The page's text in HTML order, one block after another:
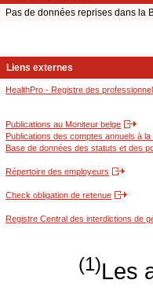
Pas de données reprises dans la
Liens externes
HealthPro - Registre des
Publications au Moniteur belge
Publications des comptes annuels à la
Base de données des statuts et des
Répertoire des employeurs
Check obligation de retenue
Registre Central des interdictions de
(1)Les